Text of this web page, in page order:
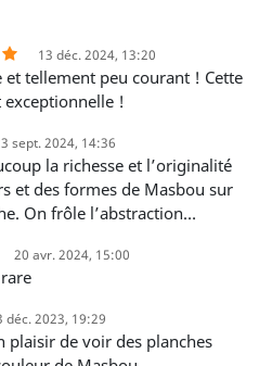
13 déc. 2024, 13:20
exceptionnelle !
sept. 2024, 14:36
et des formes de Masbou sur
On frôle l’abstraction…
20 avr. 2024, 15:00
rare
déc. 2023, 19:29